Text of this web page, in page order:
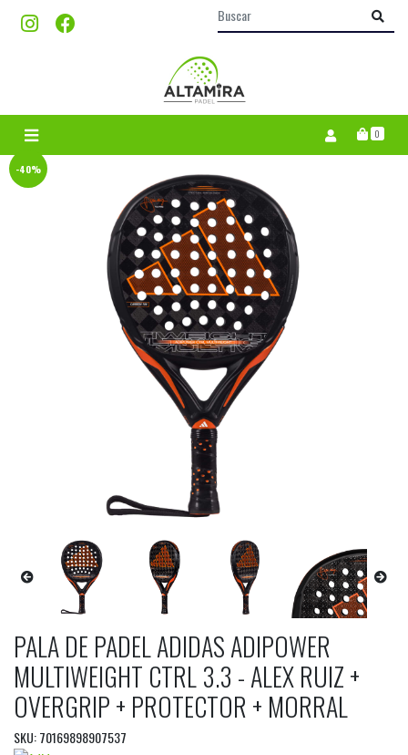
0
-40%
PALA DE PADEL ADIDAS ADIPOWER
MULTIWEIGHT CTRL 3.3 - ALEX RUIZ +
OVERGRIP + PROTECTOR + MORRAL
SKU: 70169898907537